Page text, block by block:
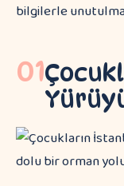
bilgilerle
01